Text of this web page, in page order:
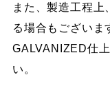
また、製造工程上
る場合もございま
GALVANIZED仕
い。